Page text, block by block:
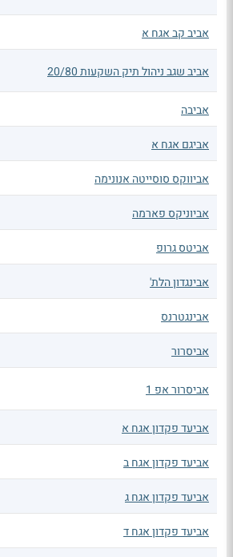
אביב קב אגח א
אביב שגב ניהול תיק השקעות 20/80
אביבה
אביגם אגח א
אביווקס סוסייטה אנונימה
אביוניקס פארמה
אביטס גרופ
אבינגדון הלת'
אבינגטרנס
אביסרור
אביסרור אפ 1
אביעד פקדון אגח א
אביעד פקדון אגח ב
אביעד פקדון אגח ג
אביעד פקדון אגח ד